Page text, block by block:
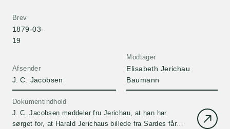
Afsender
J. C. Jacobsen
Brev
1879-03-
19
Modtager
Elisabeth Jerichau
Baumann
Dokumentindhold
J. C. Jacobsen meddeler fru Jerichau, at han har
sørget for, at Harald Jerichaus billede fra Sardes får